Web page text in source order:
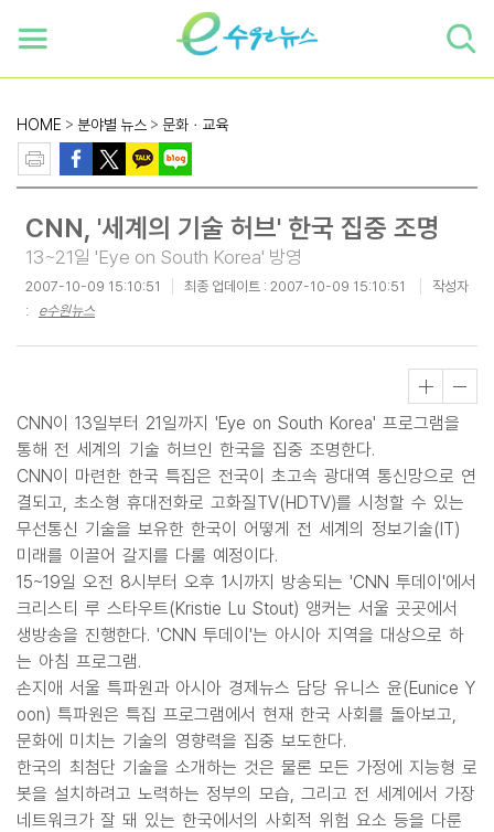
HOME > 분야별 뉴스 > 문화ㆍ교육
CNN, '세계의 기술 허브' 한국 집중 조명
13~21일 'Eye on South Korea' 방영
2007-10-09 15:10:51 최종 업데이트 : 2007-10-09 15:10:51
작성자
: e수원뉴스
CNN이 13일부터 21일까지 'Eye on South Korea' 프로그램을
통해 전 세계의 기술 허브인 한국을 집중 조명한다.
CNN이 마련한 한국 특집은 전국이 초고속 광대역 통신망으로 연
결되고, 초소형 휴대전화로 고화질TV(HDTV)를 시청할 수 있는
무선통신 기술을 보유한 한국이 어떻게 전 세계의 정보기술(IT)
미래를 이끌어 갈지를 다룰 예정이다.
15~19일 오전 8시부터 오후 1시까지 방송되는 'CNN 투데이'에서
크리스티 루 스타우트(Kristie Lu Stout) 앵커는 서울 곳곳에서
생방송을 진행한다. 'CNN 투데이'는 아시아 지역을 대상으로 하
는 아침 프로그램.
손지애 서울 특파원과 아시아 경제뉴스 담당 유니스 윤(Eunice Y
oon) 특파원은 특집 프로그램에서 현재 한국 사회를 돌아보고,
문화에 미치는 기술의 영향력을 집중 보도한다.
한국의 최첨단 기술을 소개하는 것은 물론 모든 가정에 지능형 로
봇을 설치하려고 노력하는 정부의 모습, 그리고 전 세계에서 가장
네트워크가 잘 돼 있는 한국에서의 사회적 위험 요소 등을 다룬